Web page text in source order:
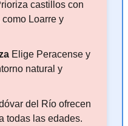
castillos con
Loarre y
Elige Peracense y
natural y
del Río ofrecen
todas las edades.